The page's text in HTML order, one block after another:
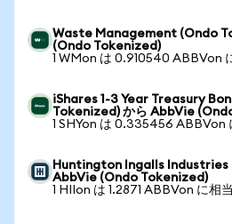
Waste Management (Ondo
(Ondo Tokenized)
1 WMon は 0.910540 ABBVon
iShares 1-3 Year Treasury
Tokenized) から AbbVie
1 SHYon は 0.335456 ABBVon
Huntington Ingalls Industries
AbbVie (Ondo Tokenized)
1 HIIon は 1.2871 ABBVon に相当